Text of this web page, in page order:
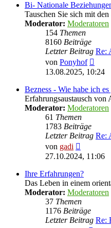
Bi- Nationale
Tauschen Sie sich mit
Moderator: Moderatoren
154 Themen
8160 Beiträge
Letzter Beitrag Re:
von Ponyhof
13.08.2025, 10:24
Bezness - Wie habe ich
Erfahrungsaustausch
Moderator: Moderatoren
61 Themen
1783 Beiträge
Letzter Beitrag Re:
von gadi
Beitrag
27.10.2024, 11:06
Ihre Erfahrungen?
Das Leben in einem
Moderator: Moderatoren
37 Themen
1176 Beiträge
Letzter Beitrag Re: